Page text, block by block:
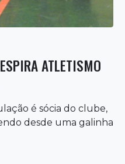
ATLETISMO
é sócia do clube,
desde uma galinha